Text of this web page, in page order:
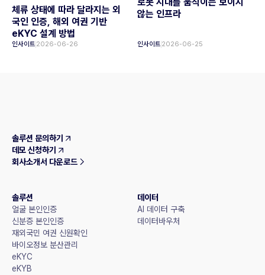
체류 상태에 따라 달라지는 외
국인 인증, 해외 여권 기반
eKYC 설계 방법
인사이트 2026-06-26
않는 인프라
인사이트 2026-06-25
솔루션 문의하기
데모 신청하기
회사소개서 다운로드
솔루션
얼굴 본인인증
신분증 본인인증
재외국민 여권 신원확인
바이오정보 분산관리
eKYC
eKYB
데이터
AI 데이터 구축
데이터바우처